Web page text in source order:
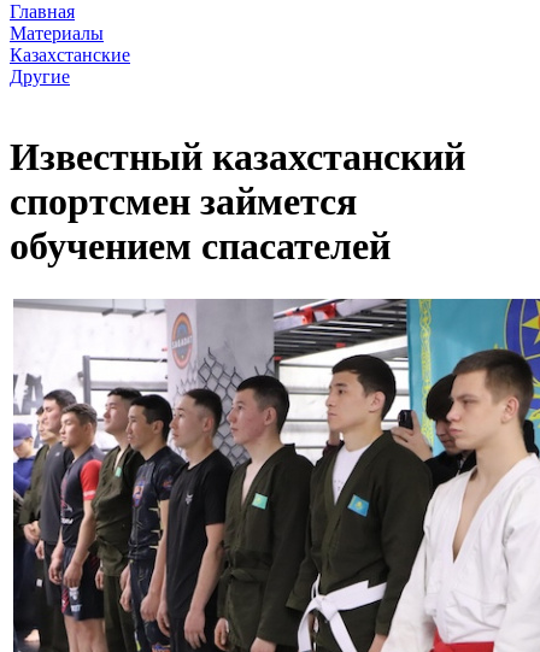
Главная
Материалы
Казахстанские
Другие
Известный казахстанский
спортсмен займется
обучением спасателей